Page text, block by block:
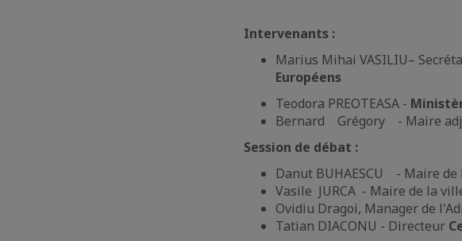
Intervenants :
Marius Mihai VASILIU–
Européens
Teodora PREOTEASA -
Bernard Grégory - Maire
Session de débat :
Danut BUHAESCU - Maire
Vasile JURCA - Maire de la
Ovidiu Dragoi, Manager de
Tatian DIACONU - Directeur